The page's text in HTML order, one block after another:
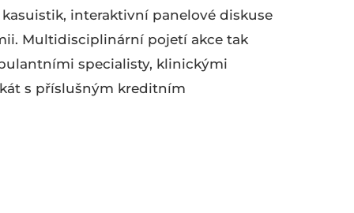
interaktivní panelové diskuse
Multidisciplinární pojetí akce tak
specialisty, klinickými
s příslušným kreditním